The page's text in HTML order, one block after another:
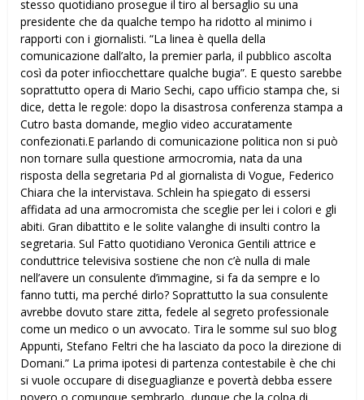
stesso quotidiano prosegue il tiro al bersaglio su una
presidente che da qualche tempo ha ridotto al minimo i
rapporti con i giornalisti. “La linea è quella della
comunicazione dall’alto, la premier parla, il pubblico ascolta
così da poter infiocchettare qualche bugia”. E questo sarebbe
soprattutto opera di Mario Sechi, capo ufficio stampa che, si
dice, detta le regole: dopo la disastrosa conferenza stampa a
Cutro basta domande, meglio video accuratamente
confezionati.E parlando di comunicazione politica non si può
non tornare sulla questione armocromia, nata da una
risposta della segretaria Pd al giornalista di Vogue, Federico
Chiara che la intervistava. Schlein ha spiegato di essersi
affidata ad una armocromista che sceglie per lei i colori e gli
abiti. Gran dibattito e le solite valanghe di insulti contro la
segretaria. Sul Fatto quotidiano Veronica Gentili attrice e
conduttrice televisiva sostiene che non c’è nulla di male
nell’avere un consulente d’immagine, si fa da sempre e lo
fanno tutti, ma perché dirlo? Soprattutto la sua consulente
avrebbe dovuto stare zitta, fedele al segreto professionale
come un medico o un avvocato. Tira le somme sul suo blog
Appunti, Stefano Feltri che ha lasciato da poco la direzione di
Domani.” La prima ipotesi di partenza contestabile è che chi
si vuole occupare di diseguaglianze e povertà debba essere